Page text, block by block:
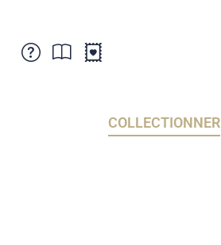
Points de vente
AbonnementCOLLECTIONNER